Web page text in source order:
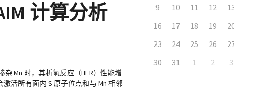
计算分析
Mn 时，其析氢反应（HER）性能增
激活所有面内 S 原子位点和与 Mn 相邻
9
10 11 12 13
16
17 18 19 20
23
24 25 26 27
30
31 1 2 3